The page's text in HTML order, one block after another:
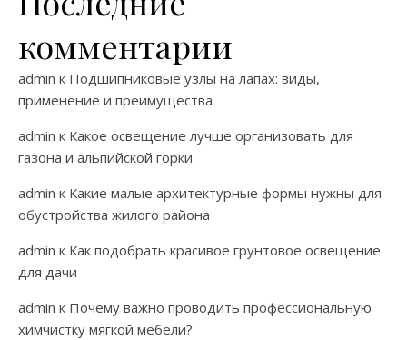
комментарии
admin к Подшипниковые узлы на лапах: виды,
применение и преимущества
admin к Какое освещение лучше организовать для
газона и альпийской горки
admin к Какие малые архитектурные формы нужны для
обустройства жилого района
admin к Как подобрать красивое грунтовое освещение
для дачи
admin к Почему важно проводить профессиональную
химчистку мягкой мебели?